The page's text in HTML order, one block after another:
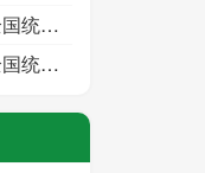
真题
真题